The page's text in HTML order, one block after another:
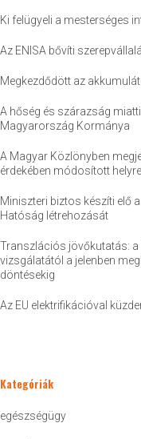
Ki felügyeli a mesterséges
Az ENISA bővíti
Megkezdődött az
A hőség és szárazság
Magyarország Kormánya
A Magyar Közlönyben
érdekében módosított
Miniszteri biztos készíti elő
Hatóság létrehozását
Transzlációs jövőkutatás:
vizsgálatától a jelenben
döntésekig
Az EU elektrifikációval
Kategóriák
egészségügy